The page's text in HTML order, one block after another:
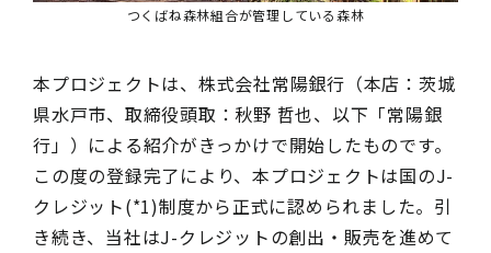
つくばね森林組合が管理している森林
本プロジェクトは、株式会社常陽銀行（本店：茨城
県水戸市、取締役頭取：秋野 哲也、以下「常陽銀
行」）による紹介がきっかけで開始したものです。
この度の登録完了により、本プロジェクトは国のJ-
クレジット(*1)制度から正式に認められました。引
き続き、当社はJ-クレジットの創出・販売を進めて